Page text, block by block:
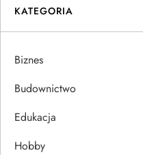
g
a
c
KATEGORIA
Biznes
Budownictwo
Edukacja
Hobby